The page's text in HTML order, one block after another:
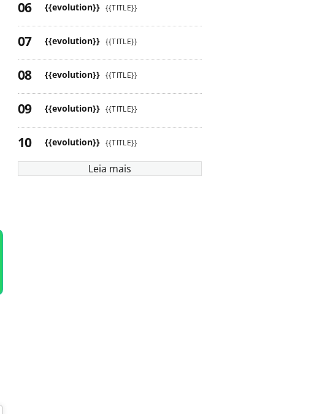
{{evolution}} {{TITLE}}
{{evolution}} {{TITLE}}
{{evolution}} {{TITLE}}
{{evolution}} {{TITLE}}
{{evolution}} {{TITLE}}
Leia mais